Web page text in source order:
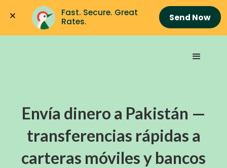
Fast. Secure. Great
Rates.
Send Now
Envía dinero a Pakistán —
transferencias rápidas a
carteras móviles y bancos